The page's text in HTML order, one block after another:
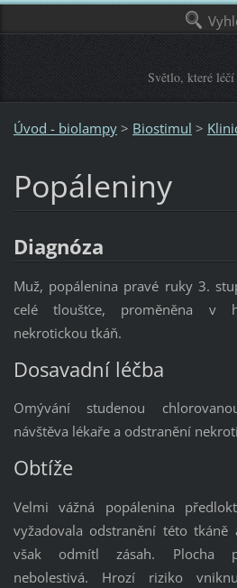
Světlo, které
Úvod - biolampy > Biostimul >
Popáleniny
Diagnóza
Muž, popálenina pravé ruky 3.
celé tloušťce, proměněna v
nekrotickou tkáň.
Dosavadní léčba
Omývání studenou
návštěva lékaře a odstranění
Obtíže
Velmi vážná popálenina
vyžadovala odstranění této tkáně
však odmítl zásah. Plocha
nebolestivá. Hrozí riziko